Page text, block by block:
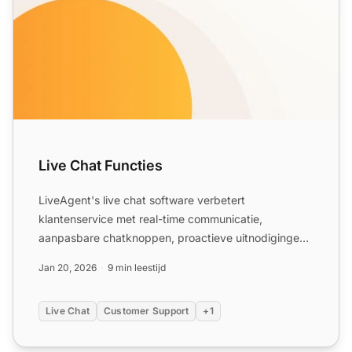
Live Chat Functies
LiveAgent's live chat software verbetert
klantenservice met real-time communicatie,
aanpasbare chatknoppen, proactieve uitnodigingen
Jan 20, 2026 9 min leestijd
Live Chat Customer Support +1